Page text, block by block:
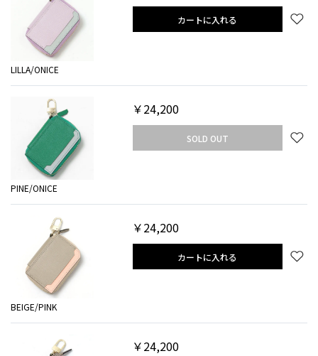
LILLA/ONICE
カートに入れる
PINE/ONICE
￥24,200
SOLD OUT
BEIGE/PINK
￥24,200
カートに入れる
￥24,200